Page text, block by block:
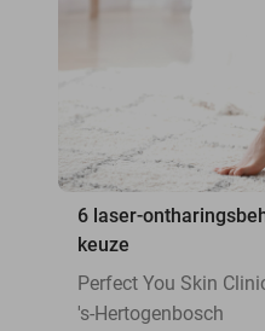
6 laser-
keuze
Perfect You Skin
's-Hertogenbosch